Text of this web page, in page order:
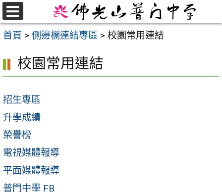
跳
至
主
區
首頁 > 側邊欄連結專區 > 校園常用連結
校園常用連結
招生專區
升學成績
榮譽榜
電視媒體報導
平面媒體報導
普門中學 FB
選
單